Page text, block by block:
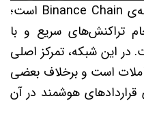
استاندارد BEP-2 مربوط به شبکه‌ی Binance Chain است؛
تراکنش‌های سریع و با
در این شبکه، تمرکز اصلی
است و برخلاف بعضی
هوشمند در آن